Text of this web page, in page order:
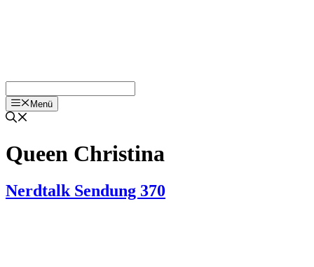
Menü
Queen Christina
Nerdtalk Sendung 370